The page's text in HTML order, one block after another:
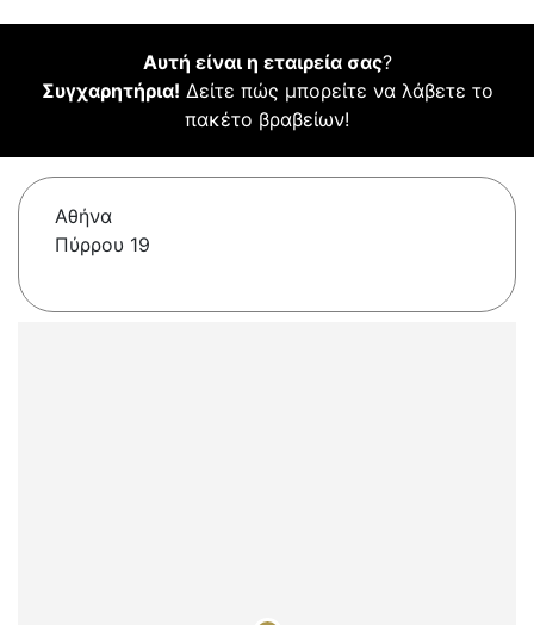
Αυτή είναι η εταιρεία σας?
Συγχαρητήρια! Δείτε πώς μπορείτε να λάβετε το
πακέτο βραβείων!
Αθήνα
Πύρρου 19